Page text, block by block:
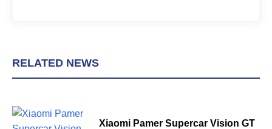
RELATED NEWS
Xiaomi Pamer Supercar Vision GT